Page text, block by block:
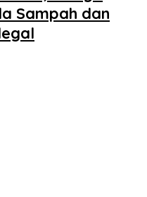
Sampah dan